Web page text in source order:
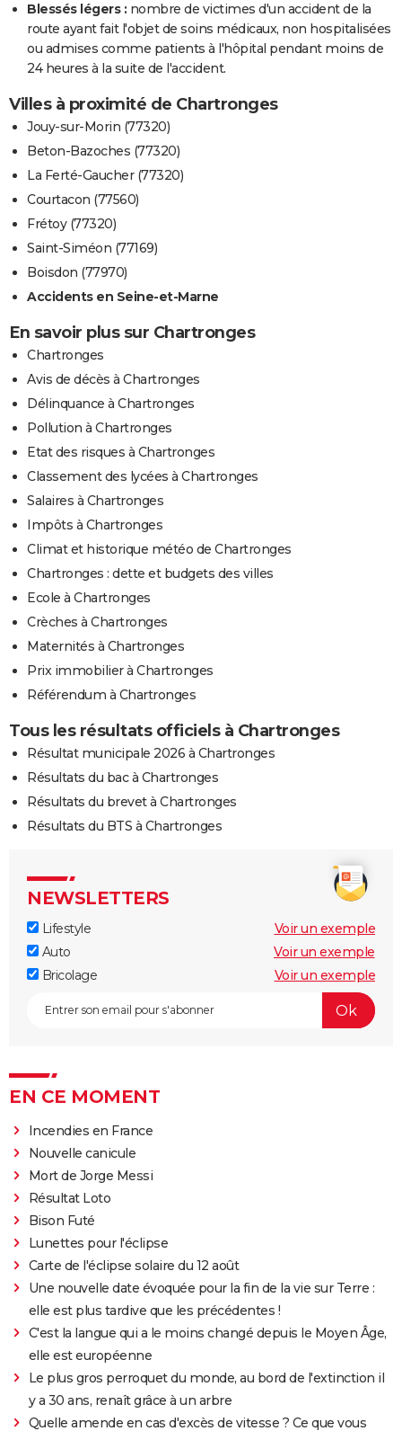
Blessés légers : nombre de victimes d'un accident de la
route ayant fait l'objet de soins médicaux, non hospitalisées
ou admises comme patients à l'hôpital pendant moins de
24 heures à la suite de l'accident.
Villes à proximité de Chartronges
Jouy-sur-Morin (77320)
Beton-Bazoches (77320)
La Ferté-Gaucher (77320)
Courtacon (77560)
Frétoy (77320)
Saint-Siméon (77169)
Boisdon (77970)
Accidents en Seine-et-Marne
En savoir plus sur Chartronges
Chartronges
Avis de décès à Chartronges
Délinquance à Chartronges
Pollution à Chartronges
Etat des risques à Chartronges
Classement des lycées à Chartronges
Salaires à Chartronges
Impôts à Chartronges
Climat et historique météo de Chartronges
Chartronges : dette et budgets des villes
Ecole à Chartronges
Crèches à Chartronges
Maternités à Chartronges
Prix immobilier à Chartronges
Référendum à Chartronges
Tous les résultats officiels à Chartronges
Résultat municipale 2026 à Chartronges
Résultats du bac à Chartronges
Résultats du brevet à Chartronges
Résultats du BTS à Chartronges
NEWSLETTERS
Lifestyle
Voir un exemple
Auto
Voir un exemple
Bricolage
Voir un exemple
EN CE MOMENT
Incendies en France
Nouvelle canicule
Mort de Jorge Messi
Résultat Loto
Bison Futé
Lunettes pour l'éclipse
Carte de l'éclipse solaire du 12 août
Une nouvelle date évoquée pour la fin de la vie sur Terre :
elle est plus tardive que les précédentes !
C'est la langue qui a le moins changé depuis le Moyen Âge,
elle est européenne
Le plus gros perroquet du monde, au bord de l'extinction il
y a 30 ans, renaît grâce à un arbre
Quelle amende en cas d'excès de vitesse ? Ce que vous